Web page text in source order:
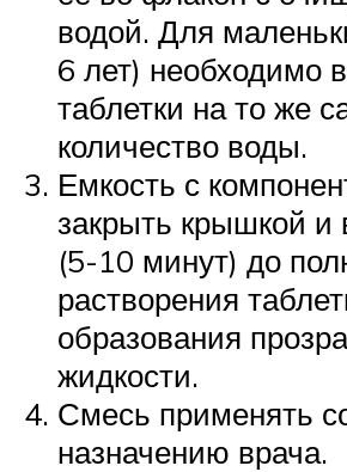
водой. Для
6 лет) необходимо
таблетки на то же
количество воды.
Емкость с
закрыть крышкой и
(5-10 минут) до
растворения
образования
жидкости.
Смесь применять
назначению врача.